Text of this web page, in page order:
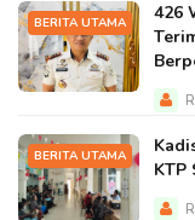
BERITA UTAMA
426
BERITA UTAMA
KTP